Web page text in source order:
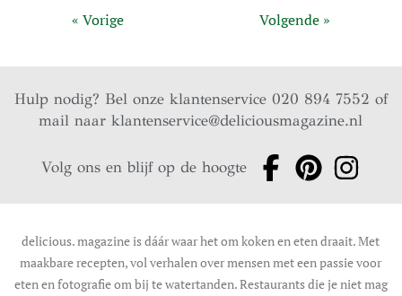
« Vorige Volgende »
Hulp nodig? Bel onze klantenservice 020 894 7552 of
mail naarklantenservice@deliciousmagazine.nl
Volg ons en blijf op de hoogte
delicious. magazine is dáár waar het om koken en eten draait. Met
maakbare recepten, vol verhalen over mensen met een passie voor
eten en fotografie om bij te watertanden. Restaurants die je niet mag